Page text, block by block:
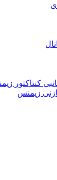
کنتاکتور
زیمنس